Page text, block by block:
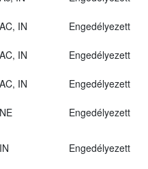
AC, IN
Engedélyezett
AC, IN
Engedélyezett
AC, IN
Engedélyezett
NE
Engedélyezett
IN Engedélyezett